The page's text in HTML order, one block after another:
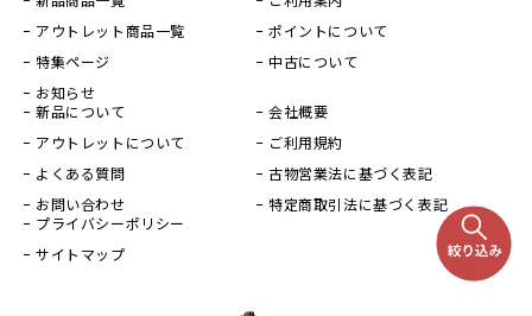
アウトレット商品一覧
特集ページ
お知らせ
ポイントについて
中古について
新品について
アウトレットについて
よくある質問
お問い合わせ
会社概要
ご利用規約
古物営業法に基づく表記
特定商取引法に基づく表記
プライバシーポリシー
サイトマップ